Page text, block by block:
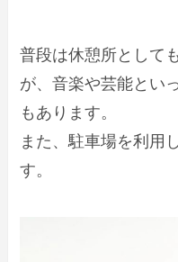
普段は休憩所として
が、音楽や芸能とい
もあります。
また、駐車場を利用
す。